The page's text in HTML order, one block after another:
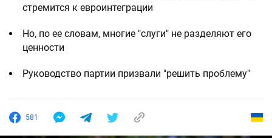
стремится к евроинтеграции
Но, по ее словам, многие "слуги" не разделяют его
ценности
Руководство партии призвали "решить проблему"
581